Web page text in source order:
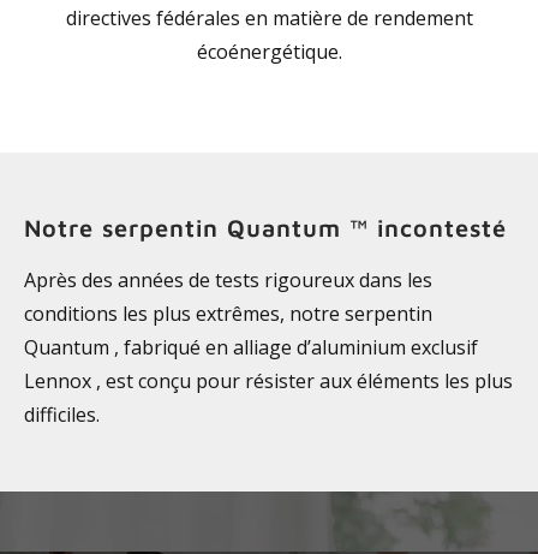
directives fédérales en matière de rendement
écoénergétique.
Notre serpentin Quantum ™ incontesté
Après des années de tests rigoureux dans les
conditions les plus extrêmes, notre serpentin
Quantum , fabriqué en alliage d’aluminium exclusif
Lennox , est conçu pour résister aux éléments les plus
difficiles.